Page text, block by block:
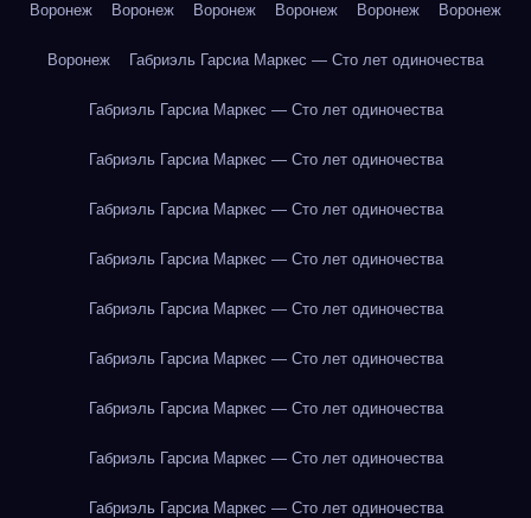
Воронеж Воронеж Воронеж Воронеж Воронеж Воронеж
Воронеж Габриэль Гарсиа Маркес — Сто лет одиночества
Габриэль Гарсиа Маркес — Сто лет одиночества
Габриэль Гарсиа Маркес — Сто лет одиночества
Габриэль Гарсиа Маркес — Сто лет одиночества
Габриэль Гарсиа Маркес — Сто лет одиночества
Габриэль Гарсиа Маркес — Сто лет одиночества
Габриэль Гарсиа Маркес — Сто лет одиночества
Габриэль Гарсиа Маркес — Сто лет одиночества
Габриэль Гарсиа Маркес — Сто лет одиночества
Габриэль Гарсиа Маркес — Сто лет одиночества